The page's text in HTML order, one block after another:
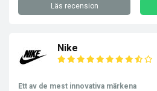
Läs recension
Nike
Ett av de mest innovativa märkena